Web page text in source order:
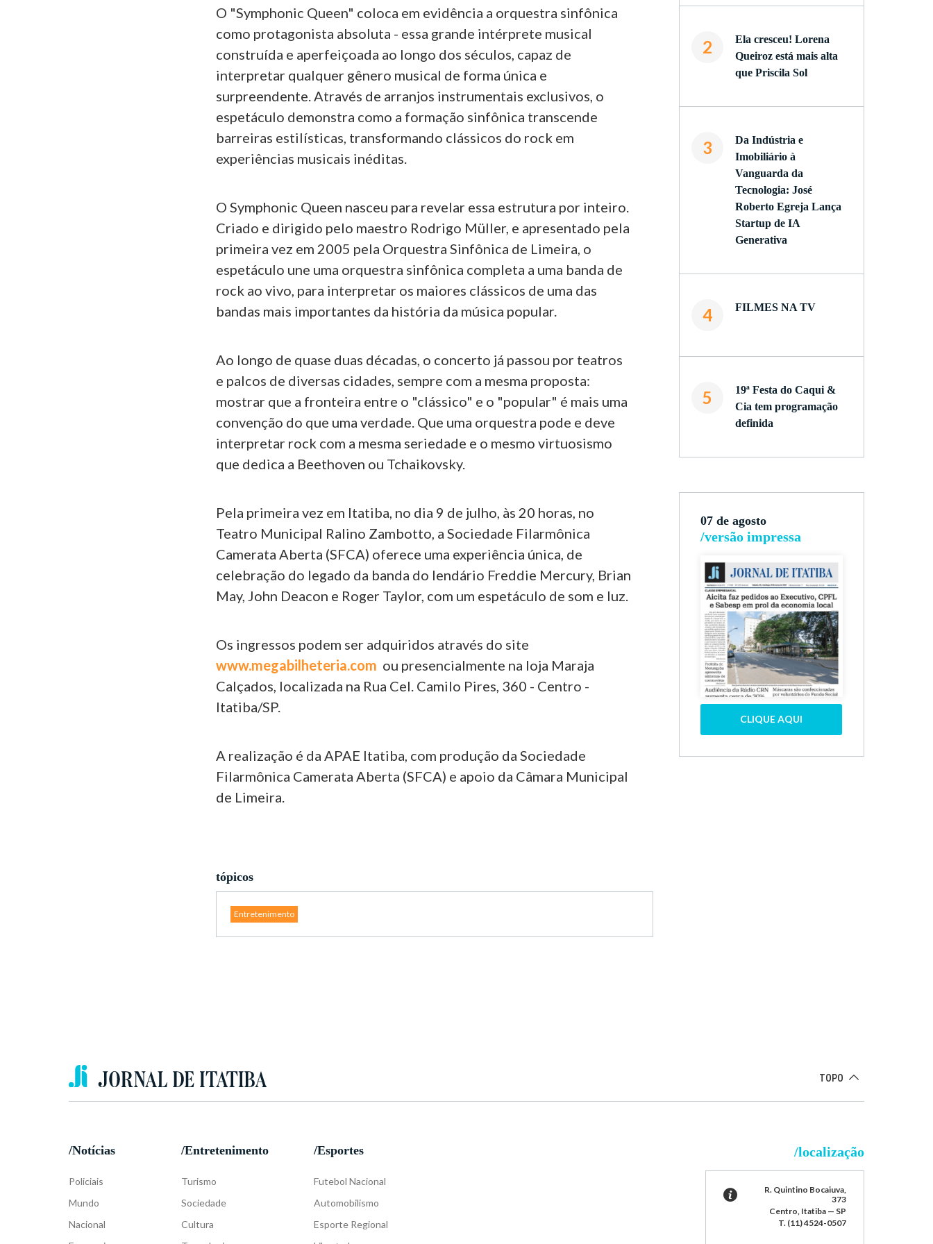
O "Symphonic Queen" coloca em evidência a orquestra sinfônica
como protagonista absoluta - essa grande intérprete musical
construída e aperfeiçoada ao longo dos séculos, capaz de
interpretar qualquer gênero musical de forma única e
surpreendente. Através de arranjos instrumentais exclusivos, o
espetáculo demonstra como a formação sinfônica transcende
barreiras estilísticas, transformando clássicos do rock em
experiências musicais inéditas.
O Symphonic Queen nasceu para revelar essa estrutura por inteiro.
Criado e dirigido pelo maestro Rodrigo Müller, e apresentado pela
primeira vez em 2005 pela Orquestra Sinfônica de Limeira, o
espetáculo une uma orquestra sinfônica completa a uma banda de
rock ao vivo, para interpretar os maiores clássicos de uma das
bandas mais importantes da história da música popular.
Ao longo de quase duas décadas, o concerto já passou por teatros
e palcos de diversas cidades, sempre com a mesma proposta:
mostrar que a fronteira entre o "clássico" e o "popular" é mais uma
convenção do que uma verdade. Que uma orquestra pode e deve
interpretar rock com a mesma seriedade e o mesmo virtuosismo
que dedica a Beethoven ou Tchaikovsky.
Pela primeira vez em Itatiba, no dia 9 de julho, às 20 horas, no
Teatro Municipal Ralino Zambotto, a Sociedade Filarmônica
Camerata Aberta (SFCA) oferece uma experiência única, de
celebração do legado da banda do lendário Freddie Mercury, Brian
May, John Deacon e Roger Taylor, com um espetáculo de som e luz.
Os ingressos podem ser adquiridos através do site
www.megabilheteria.com ou presencialmente na loja Maraja
Calçados, localizada na Rua Cel. Camilo Pires, 360 - Centro -
Itatiba/SP.
A realização é da APAE Itatiba, com produção da Sociedade
Filarmônica Camerata Aberta (SFCA) e apoio da Câmara Municipal
de Limeira.
tópicos
Entretenimento
2
Ela cresceu! Lorena
Queiroz está mais alta
que Priscila Sol
3
Da Indústria e
Imobiliário à
Vanguarda da
Tecnologia: José
Roberto Egreja Lança
Startup de IA
Generativa
4 FILMES NA TV
5
19ª Festa do Caqui &
Cia tem programação
definida
07 de agosto
/versão impressa
CLIQUE AQUI
TOPO
/Notícias
Policiais
Mundo
Nacional
/Entretenimento
Turismo
Sociedade
Cultura
/Esportes
Futebol Nacional
Automobilismo
Esporte Regional
/localização
R. Quintino Bocaiuva,
373
Centro, Itatiba — SP
T. (11) 4524-0507